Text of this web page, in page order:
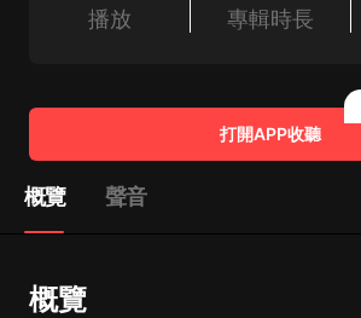
播放 專輯時長
打開APP收聽
概覽 聲音
概覽